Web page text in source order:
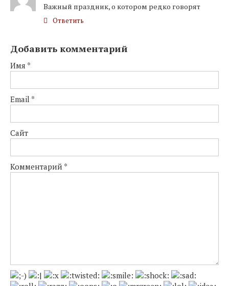
Важный праздник, о котором редко говорят
Ответить
Добавить комментарий
Имя *
Email *
Сайт
Комментарий *